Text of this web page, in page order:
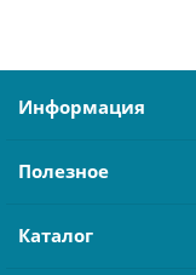
Информация
Полезное
Каталог